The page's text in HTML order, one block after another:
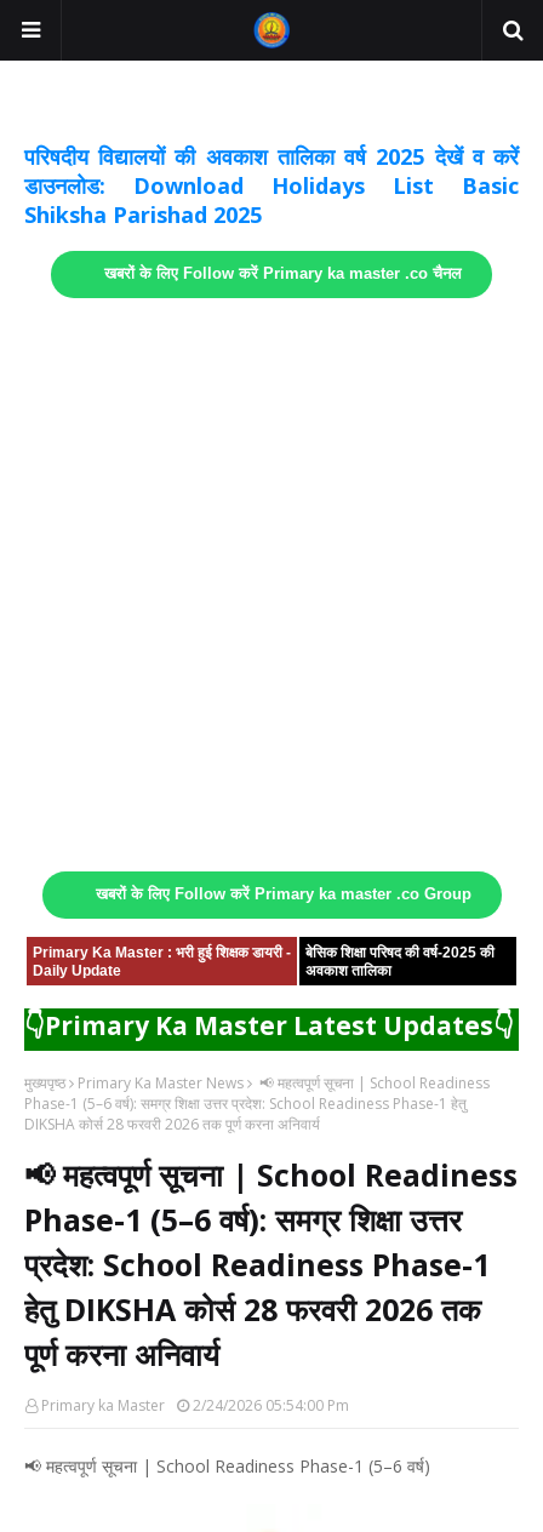
परिषदीय विद्यालयों की अवकाश तालिका वर्ष 2025 देखें व करें
डाउनलोड: Download Holidays List Basic
Shiksha Parishad 2025
खबरों के लिए Follow करें Primary ka master .co चैनल
खबरों के लिए Follow करें Primary ka master .co Group
Primary Ka Master : भरी हुई शिक्षक डायरी -
Daily Update
बेसिक शिक्षा परिषद की वर्ष-2025 की
अवकाश तालिका
👇Primary Ka Master Latest Updates👇
मुख्यपृष्ठ Primary Ka Master News
📢 महत्वपूर्ण सूचना | School Readiness
Phase-1 (5–6 वर्ष): समग्र शिक्षा उत्तर प्रदेश: School Readiness Phase-1 हेतु
DIKSHA कोर्स 28 फरवरी 2026 तक पूर्ण करना अनिवार्य
📢 महत्वपूर्ण सूचना | School Readiness
Phase-1 (5–6 वर्ष): समग्र शिक्षा उत्तर
प्रदेश: School Readiness Phase-1
हेतु DIKSHA कोर्स 28 फरवरी 2026 तक
पूर्ण करना अनिवार्य
Primary ka Master 2/24/2026 05:54:00 Pm
📢 महत्वपूर्ण सूचना | School Readiness Phase-1 (5–6 वर्ष)